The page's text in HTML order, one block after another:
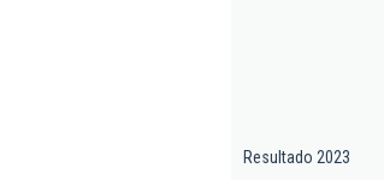
Resultado 2023